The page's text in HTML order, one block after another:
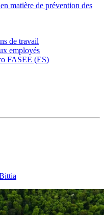
matière de prévention des
de travail
employés
FASEE (ES)